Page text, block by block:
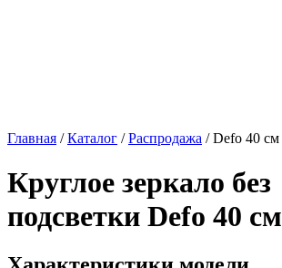
Главная /Каталог /Распродажа /Defo 40 см
Круглое зеркало без
подсветки Defo 40 см